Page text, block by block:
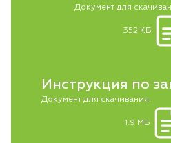
Документ для
352 КБ
Инструкция по
Документ для скачивания.
1.9 МБ